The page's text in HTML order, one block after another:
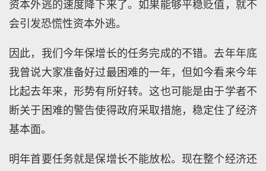
资本外逃的速度降下来了。如果能够平稳贬值，就不
会引发恐慌性资本外逃。
因此，我们今年保增长的任务完成的不错。去年年底
我曾说大家准备好过最困难的一年，但如今看来今年
比起去年来，形势有所好转。这也可能是由于学者不
断关于困难的警告使得政府采取措施，稳定住了经济
基本面。
明年首要任务就是保增长不能放松。现在整个经济还